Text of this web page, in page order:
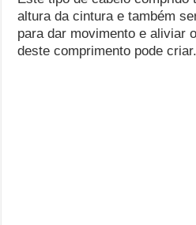
altura da cintura e também
para dar movimento e aliviar
deste comprimento pode criar.